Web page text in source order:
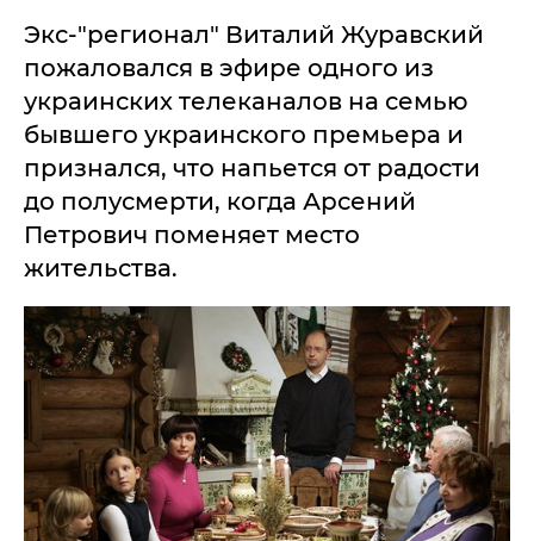
Экс-"регионал" Виталий Журавский
пожаловался в эфире одного из
украинских телеканалов на семью
бывшего украинского премьера и
признался, что напьется от радости
до полусмерти, когда Арсений
Петрович поменяет место
жительства.